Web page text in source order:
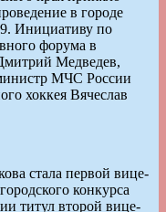
в городе
Инициативу по
форума в
Медведев,
МЧС России
хоккея Вячеслав
стала первой вице-
конкурса
титул второй вице-